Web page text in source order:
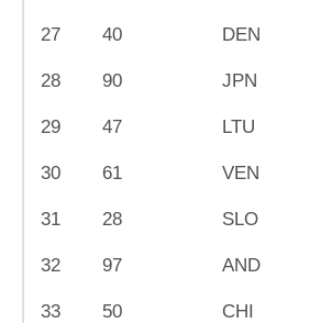
27 40 DEN
28 90 JPN
29 47 LTU
30 61 VEN
31 28 SLO
32 97 AND
33 50 CHI